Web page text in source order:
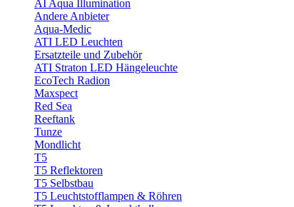
AI Aqua Illumination
Andere Anbieter
Aqua-Medic
ATI LED Leuchten
Ersatzteile und Zubehör
ATI Straton LED Hängeleuchte
EcoTech Radion
Maxspect
Red Sea
Reeftank
Tunze
Mondlicht
T5
T5 Reflektoren
T5 Selbstbau
T5 Leuchtstofflampen & Röhren